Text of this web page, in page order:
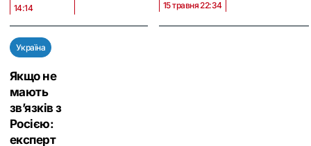
14:14
15 травня 22:34
Україна
Якщо не
мають
зв’язків з
Росією:
експерт